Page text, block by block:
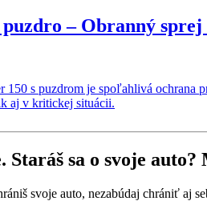
– Obranný sprej
150 s puzdrom je spoľahlivá
aj v kritickej situácii.
Staráš sa o svoje
svoje auto, nezabúdaj chrániť aj